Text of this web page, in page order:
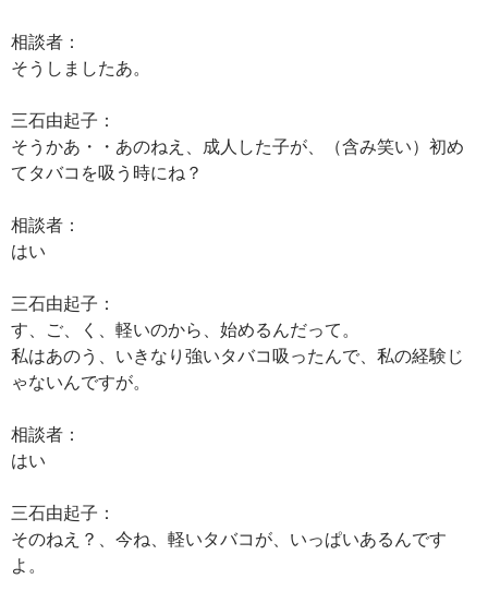
相談者：
そうしましたあ。
三石由起子：
そうかあ・・あのねえ、成人した子が、（含み笑い）初め
てタバコを吸う時にね？
相談者：
はい
三石由起子：
す、ご、く、軽いのから、始めるんだって。
私はあのう、いきなり強いタバコ吸ったんで、私の経験じ
ゃないんですが。
相談者：
はい
三石由起子：
そのねえ？、今ね、軽いタバコが、いっぱいあるんです
よ。